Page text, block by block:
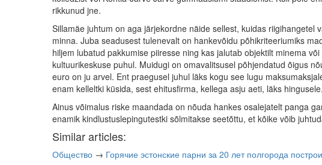
rikkunud jne.
Sillamäe juhtum on aga järjekordne näide sellest, kuidas riigihangetel
minna. Juba seadusest tulenevalt on hankevõidu põhikriteeriumiks
hiljem lubatud pakkumise piiresse ning kas jalutab objektilt minema
kultuurikeskuse puhul. Muidugi on omavalitsusel põhjendatud õigus
euro on ju arvel. Ent praegusel juhul läks kogu see lugu
enam kelleltki küsida, sest ehitusfirma, kellega asju aeti, läks hingusele.
Ainus võimalus riske maandada on nõuda hankes osalejatelt panga
enamik kindlustuslepingutestki sõlmitakse seetõttu, et kõike võib
Similar articles:
Общество → Горячие эстонские парни за 20 лет полгорода